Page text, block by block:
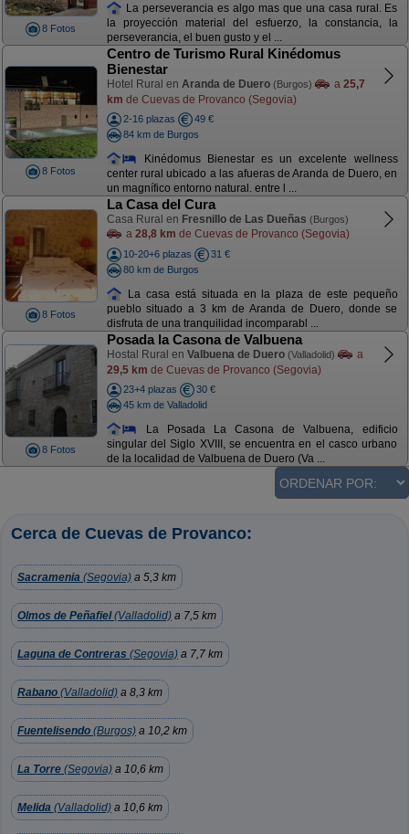
8 Fotos
La perseverancia es algo mas que una casa rural. Es
la proyección material del esfuerzo, la constancia, la
perseverancia, el buen gusto y el ...
8 Fotos
Centro de Turismo Rural Kinédomus
Bienestar
Hotel Rural en Aranda de Duero (Burgos) a 25,7
km de Cuevas de Provanco (Segovia)
2-16 plazas
49 €
84 km de Burgos
Kinédomus Bienestar es un excelente wellness
center rural ubicado a las afueras de Aranda de Duero, en
un magnífico entorno natural. entre l ...
8 Fotos
La Casa del Cura
Casa Rural en Fresnillo de Las Dueñas (Burgos)
a 28,8 km de Cuevas de Provanco (Segovia)
10-20+6 plazas
31 €
80 km de Burgos
La casa está situada en la plaza de este pequeño
pueblo situado a 3 km de Aranda de Duero, donde se
disfruta de una tranquilidad incomparabl ...
8 Fotos
Posada la Casona de Valbuena
Hostal Rural en Valbuena de Duero (Valladolid)
a
29,5 km de Cuevas de Provanco (Segovia)
23+4 plazas
30 €
45 km de Valladolid
La Posada La Casona de Valbuena, edificio
singular del Siglo XVIII, se encuentra en el casco urbano
de la localidad de Valbuena de Duero (Va ...
Cerca de Cuevas de Provanco:
Sacramenia (Segovia) a 5,3 km
Olmos de Peñafiel(Valladolid) a 7,5 km
Laguna de Contreras (Segovia) a 7,7 km
Rabano (Valladolid) a 8,3 km
Fuentelisendo (Burgos) a 10,2 km
La Torre (Segovia) a 10,6 km
Melida (Valladolid) a 10,6 km